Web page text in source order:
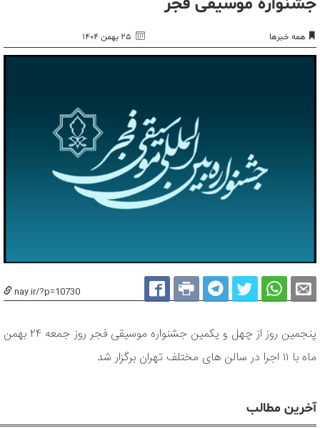
همه خبرها ۲۵ بهمن ۱۴۰۴
nay.ir/?p=10730
پنجمین روز از چهل و یکمین جشنواره موسیقی فجر روز جمعه ۲۴ بهمن
ماه با ۱۱ اجرا در سالن های مختلف تهران برگزار شد
آخرین مطالب